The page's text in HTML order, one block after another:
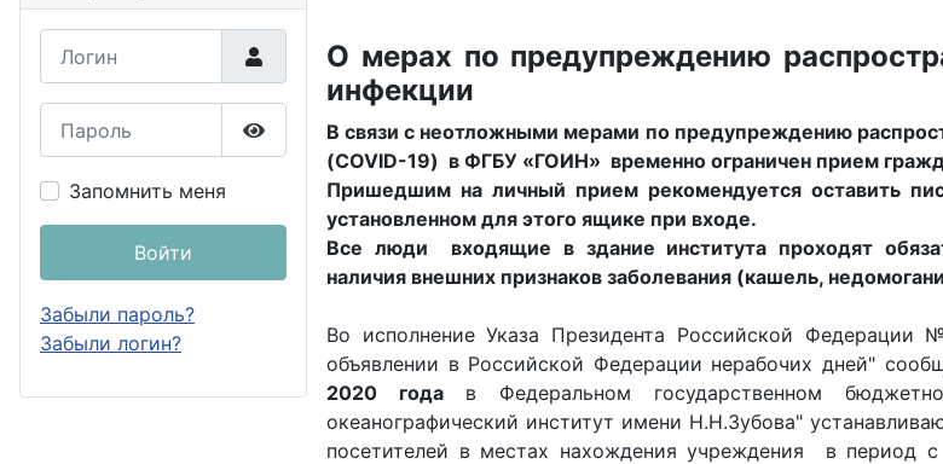
Показать пароль
Запомнить меня
Войти
Забыли пароль?
Забыли логин?
О мерах по предупреждению
инфекции
В связи с неотложными мерами по предупреждению
(COVID-19) в ФГБУ «ГОИН» временно ограничен прием
Пришедшим на личный прием рекомендуется оставить
установленном для этого ящике при входе.
Все люди входящие в здание института проходят
наличия внешних признаков заболевания (кашель,
Во исполнение Указа Президента Российской
объявлении в Российской Федерации нерабочих дней"
2020 годав Федеральном государственном
океанографический институт имени Н.Н.Зубова"
посетителей в местах нахождения учреждения в период